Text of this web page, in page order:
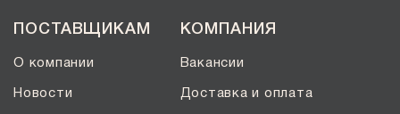
ПОСТАВЩИКАМ
О компании
Новости
КОМПАНИЯ
Вакансии
Доставка и оплата